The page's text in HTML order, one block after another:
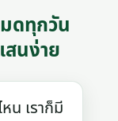
ดทุกวัน
สนง่าย
น เราก็มี